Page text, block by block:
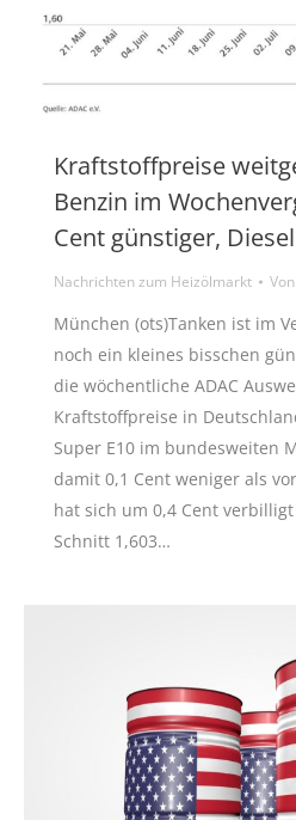
Kraftstoffpreise
Benzin im
Cent günstiger,
Nachrichten zum Heizölmarkt Von
München (ots)Tanken ist im
noch ein kleines bisschen
die wöchentliche ADAC
Kraftstoffpreise in
Super E10 im bundesweiten
damit 0,1 Cent weniger als
hat sich um 0,4 Cent
Schnitt 1,603…